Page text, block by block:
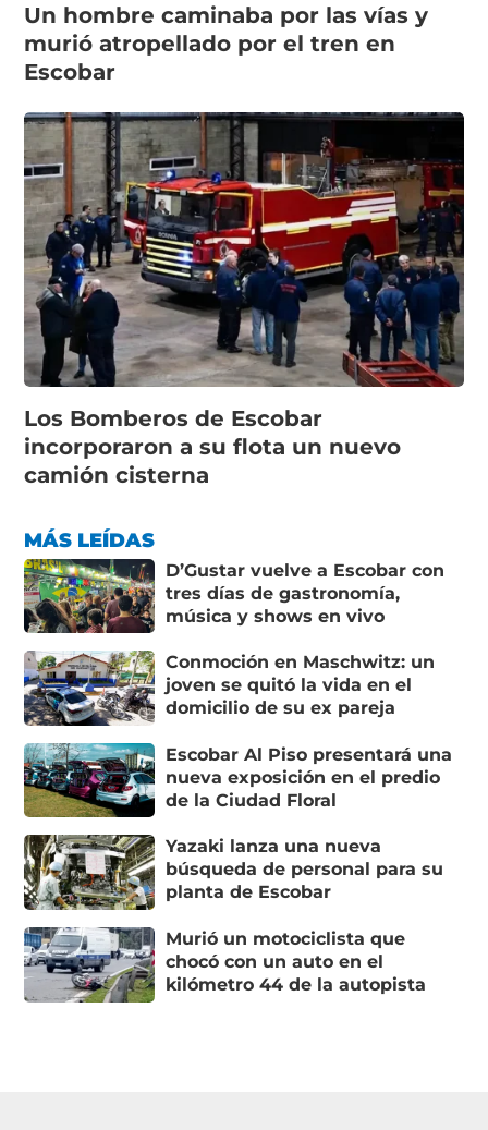
Un hombre caminaba por las vías y
murió atropellado por el tren en
Escobar
Los Bomberos de Escobar
incorporaron a su flota un nuevo
camión cisterna
MÁS LEÍDAS
D’Gustar vuelve a Escobar con
tres días de gastronomía,
música y shows en vivo
Conmoción en Maschwitz: un
joven se quitó la vida en el
domicilio de su ex pareja
Escobar Al Piso presentará una
nueva exposición en el predio
de la Ciudad Floral
Yazaki lanza una nueva
búsqueda de personal para su
planta de Escobar
Murió un motociclista que
chocó con un auto en el
kilómetro 44 de la autopista